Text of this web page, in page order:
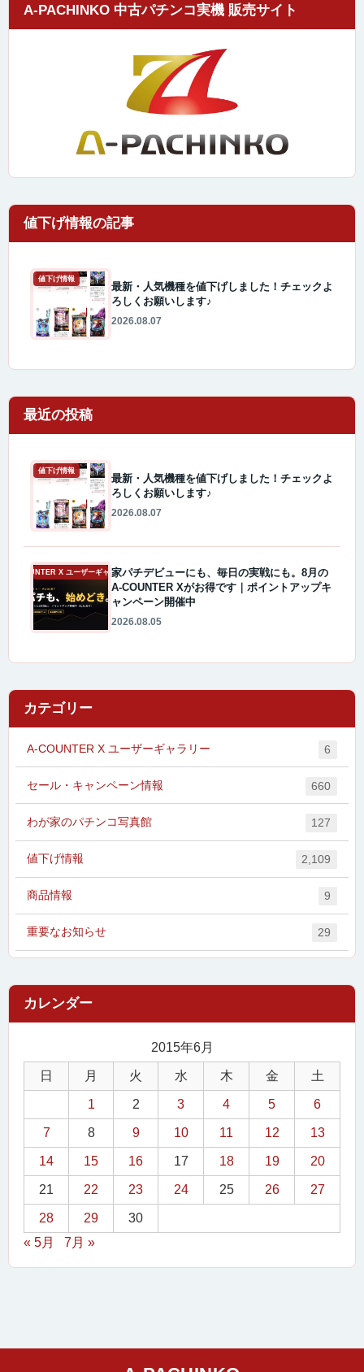
A-PACHINKO 中古パチンコ実機 販売サイト
値下げ情報
最新・人気機種を値下げしました！チェックよ
ろしくお願いします♪
2026.08.07
最近の投稿
値下げ情報
最新・人気機種を値下げしました！チェックよ
ろしくお願いします♪
2026.08.07
A-COUNTER X ユーザーギャラリー家パチデビューにも、毎日の実戦にも。8月の
A-COUNTER Xがお得です｜ポイントアップキ
ャンペーン開催中
2026.08.05
カテゴリー
A-COUNTER X ユーザーギャラリー 6
セール・キャンペーン情報 660
わが家のパチンコ写真館 127
値下げ情報 2,109
商品情報 9
重要なお知らせ 29
2015年6月
日 月 火 水 木 金 土
1 2 3 4 5 6
7 8 9 10 11 12 13
14 15 16 17 18 19 20
21 22 23 24 25 26 27
28 29
30
« 5月
7月 »